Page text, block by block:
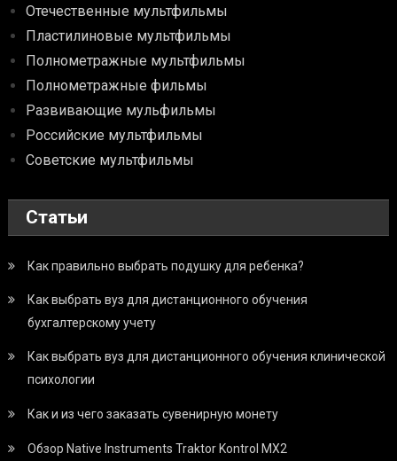
Отечественные мультфильмы
Пластилиновые мультфильмы
Полнометражные мультфильмы
Полнометражные фильмы
Развивающие мульфильмы
Российские мультфильмы
Советские мультфильмы
Статьи
Как правильно выбрать подушку для ребенка?
Как выбрать вуз для дистанционного обучения
бухгалтерскому учету
Как выбрать вуз для дистанционного обучения клинической
психологии
Как и из чего заказать сувенирную монету
Обзор Native Instruments Traktor Kontrol MX2